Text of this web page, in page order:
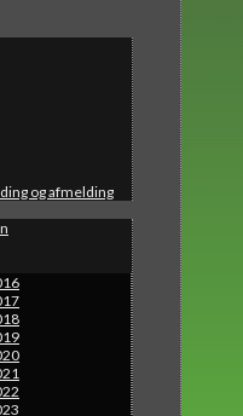
og afmelding